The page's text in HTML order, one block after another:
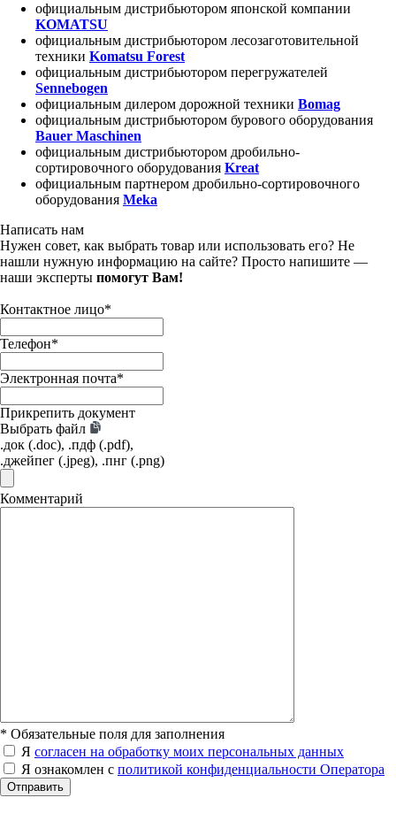
официальным дистрибьютором японской компании
KOMATSU
официальным дистрибьютором лесозаготовительной
техники Komatsu Forest
официальным дистрибьютором перегружателей
Sennebogen
официальным дилером дорожной техники Bomag
официальным дистрибьютором бурового оборудования
Bauer Maschinen
официальным дистрибьютором дробильно-
сортировочного оборудования Kreat
официальным партнером дробильно-сортировочного
оборудования Meka
Написать нам
Нужен совет, как выбрать товар или использовать его? Не
нашли нужную информацию на сайте? Просто напишите —
наши эксперты помогут Вам!
Контактное лицо*
Телефон*
Электронная почта*
Прикрепить документ
Выбрать файл
.док (.doc), .пдф (.pdf),
.джейпег (.jpeg), .пнг (.png)
Комментарий
* Обязательные поля для заполнения
Я согласен на обработку моих персональных данных
Я ознакомлен с политикой конфиденциальности Оператора
Отправить